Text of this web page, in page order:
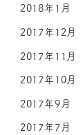
2018年1月
2017年12月
2017年11月
2017年10月
2017年9月
2017年7月